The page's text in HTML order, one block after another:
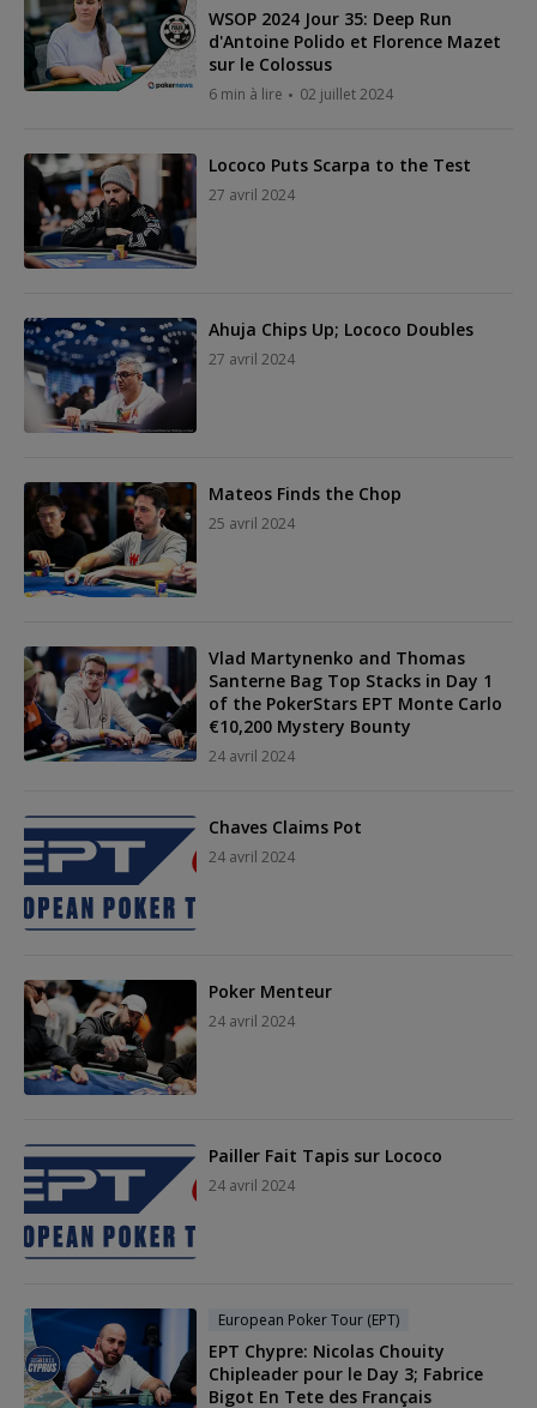
WSOP 2024 Jour 35: Deep Run
d'Antoine Polido et Florence Mazet
sur le Colossus
6 min à lire 02 juillet 2024
Lococo Puts Scarpa to the Test
27 avril 2024
Ahuja Chips Up; Lococo Doubles
27 avril 2024
Mateos Finds the Chop
25 avril 2024
Vlad Martynenko and Thomas
Santerne Bag Top Stacks in Day 1
of the PokerStars EPT Monte Carlo
€10,200 Mystery Bounty
24 avril 2024
Chaves Claims Pot
24 avril 2024
Poker Menteur
24 avril 2024
Pailler Fait Tapis sur Lococo
24 avril 2024
European Poker Tour (EPT)
EPT Chypre: Nicolas Chouity
Chipleader pour le Day 3; Fabrice
Bigot En Tete des Français